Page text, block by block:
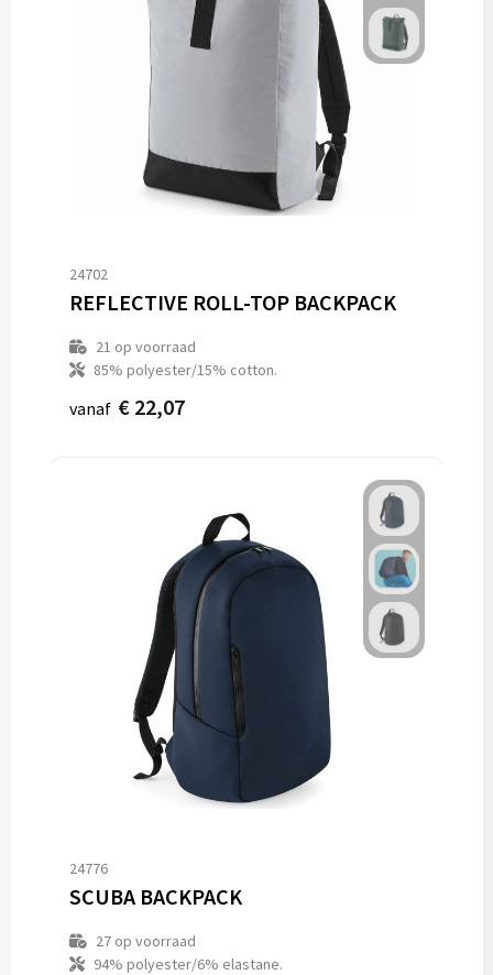
24702
REFLECTIVE ROLL-TOP BACKPACK
21 op voorraad
85% polyester/15% cotton.
vanaf € 22,07
24776
SCUBA BACKPACK
27op voorraad
94% polyester/6% elastane.